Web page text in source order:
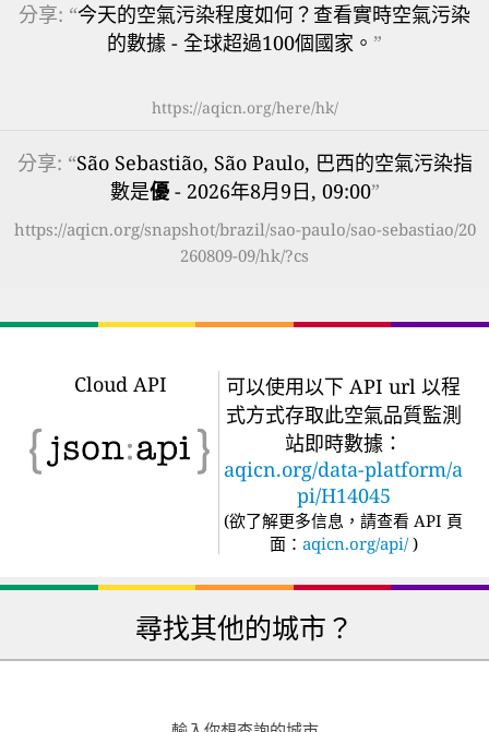
分享: “今天的空氣污染程度如何？查看實時空氣污染
的數據 - 全球超過100個國家。 ”
https://aqicn.org/here/hk/
分享: “São Sebastião, São Paulo, 巴西的空氣污染指
數是優- 2026年8月9日, 09:00”
https://aqicn.org/snapshot/brazil/sao-paulo/sao-sebastiao/20
260809-09/hk/?cs
Cloud API
可以使用以下 API url 以程
式方式存取此空氣品質監測
站即時數據：
aqicn.org/data-platform/a
pi/H14045
(欲了解更多信息，請查看 API 頁
面： aqicn.org/api/ )
尋找其他的城市？